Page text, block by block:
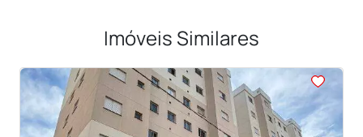
Imóveis Similares
<<<<